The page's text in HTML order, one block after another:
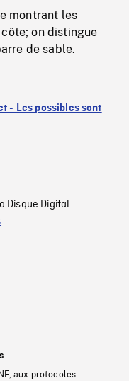
montrant les
on distingue
de sable.
- Les possibles sont
Disque Digital
aux protocoles